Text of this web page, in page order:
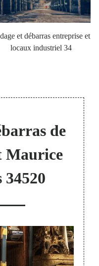
et débarras entreprise et
locaux industriel 34
de
Maurice
34520